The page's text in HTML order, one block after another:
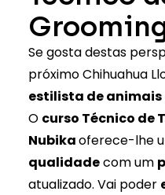
Se gosta destas
próximo Chihuahua
estilista de
O curso Técnico de
Nubikaoferece-lhe
qualidadecom um
atualizado. Vai poder